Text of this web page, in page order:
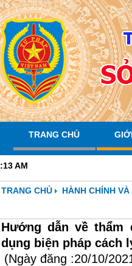
TRANG CHỦ
AM
TRANG CHỦ HÀNH CHÍNH
Hướng dẫn về thẩm
dụng biện pháp cách
(Ngày đăng :20/10/